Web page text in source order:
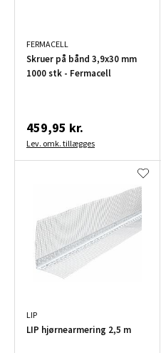
FERMACELL
Skruer på bånd 3,9x30 mm
1000 stk - Fermacell
459,95 kr.
Lev. omk. tillægges
LIP
LIP hjørnearmering 2,5 m